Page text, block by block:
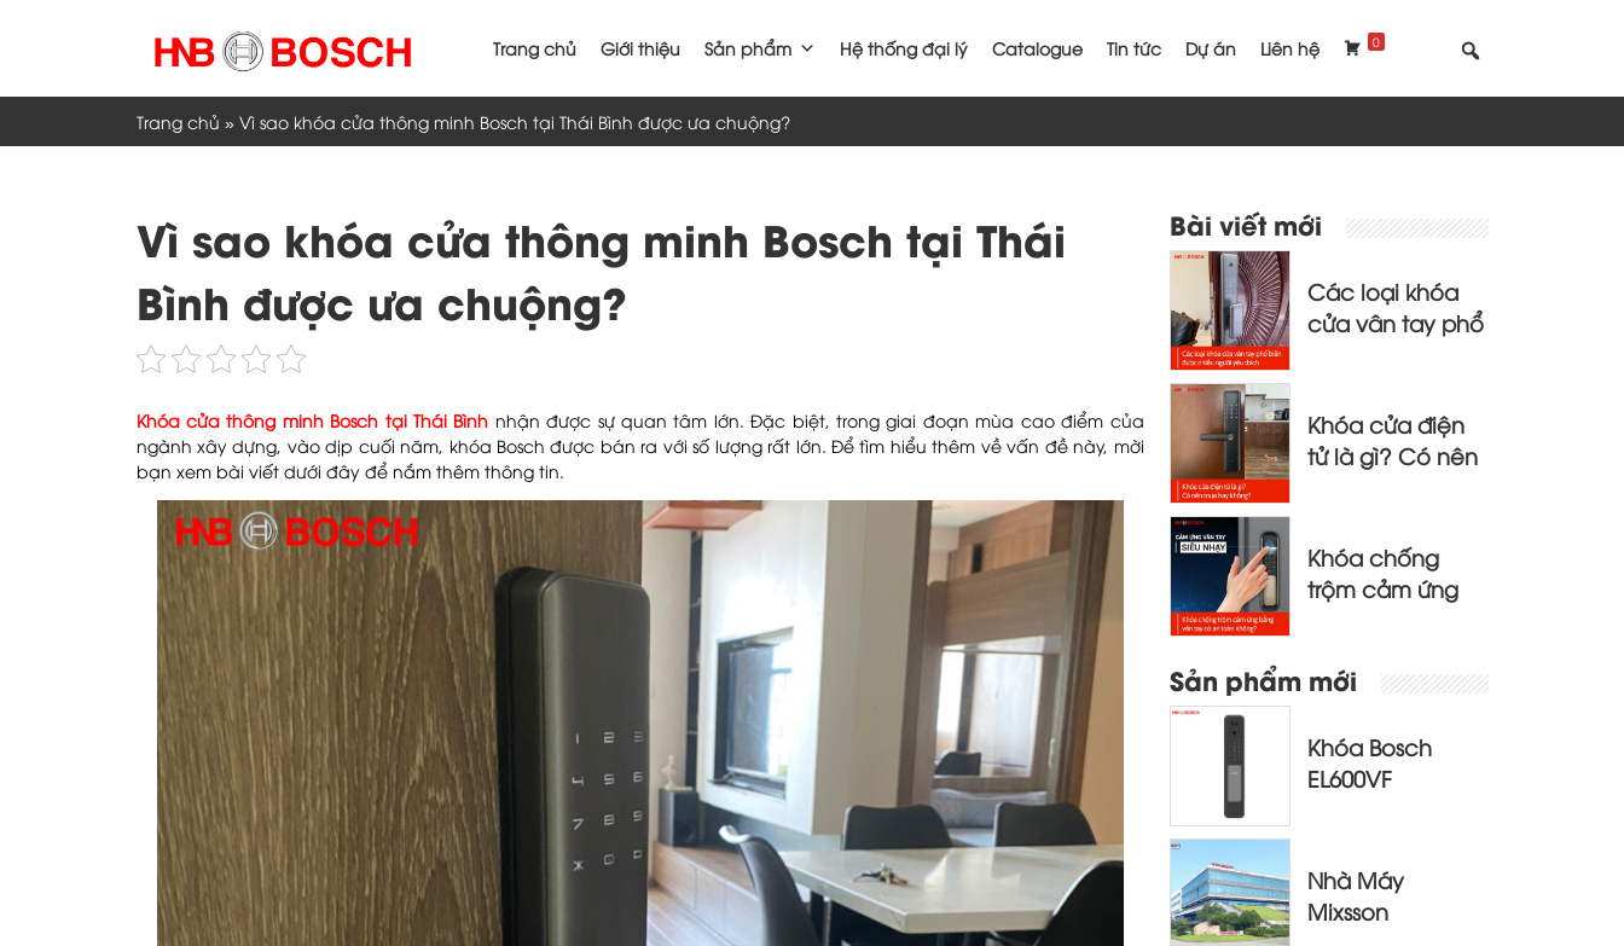
Trang chủ Giới thiệu Sản phẩm Hệ thống đại lý Catalogue Tin tức Dự án Liên hệ 0
Trang chủ » Vì sao khóa cửa thông minh Bosch tại Thái Bình được ưa chuộng?
Vì sao khóa cửa thông minh Bosch tại Thái
Bình được ưa chuộng?
Khóa cửa thông minh Bosch tại Thái Bình nhận được sự quan tâm lớn. Đặc biệt, trong giai đoạn mùa cao điểm của
ngành xây dựng, vào dịp cuối năm, khóa Bosch được bán ra với số lượng rất lớn. Để tìm hiểu thêm về vấn đề này, mời
bạn xem bài viết dưới đây để nắm thêm thông tin.
Bài viết mới
Các loại khóa
cửa vân tay phổ
Khóa cửa điện
tử là gì? Có nên
Khóa chống
trộm cảm ứng
Sản phẩm mới
Khóa Bosch
EL600VF
Nhà Máy
Mixsson